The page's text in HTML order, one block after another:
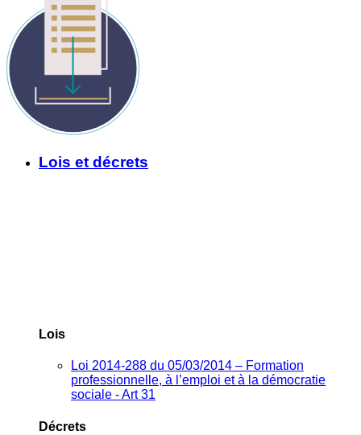
Lois et décrets
Lois
Loi 2014-288 du 05/03/2014 – Formation
professionnelle, à l’emploi et à la démocratie
sociale - Art 31
Décrets